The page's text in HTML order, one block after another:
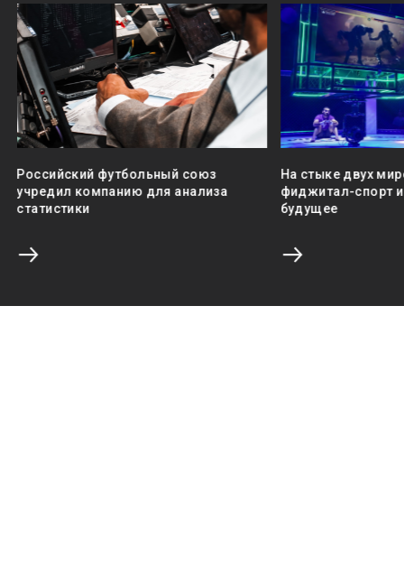
Российский футбольный союз
учредил компанию для анализа
статистики
На стыке двух
фиджитал-спорт
будущее